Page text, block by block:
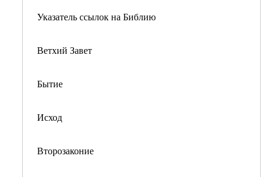
Указатель ссылок на Библию
Ветхий Завет
Бытие
Исход
Второзаконие